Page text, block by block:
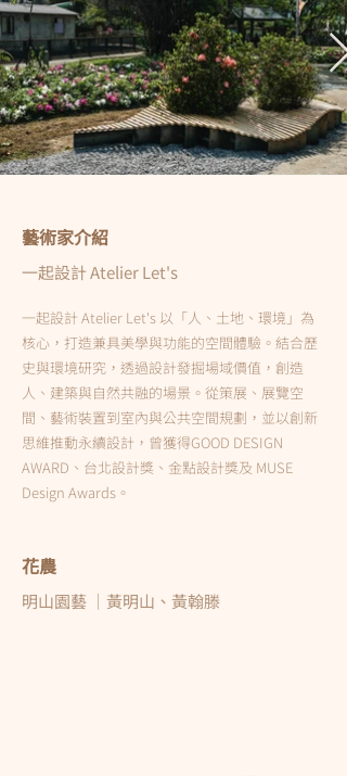
藝術家介紹
一起設計 Atelier Let's
一起設計 Atelier Let's 以「人、土地、環境」為
核心，打造兼具美學與功能的空間體驗。結合歷
史與環境研究，透過設計發掘場域價值，創造
人、建築與自然共融的場景。從策展、展覽空
間、藝術裝置到室內與公共空間規劃，並以創新
思維推動永續設計，曾獲得GOOD DESIGN
AWARD、台北設計獎、金點設計獎及 MUSE
Design Awards。
花農
明山園藝 ｜黃明山、黃翰滕